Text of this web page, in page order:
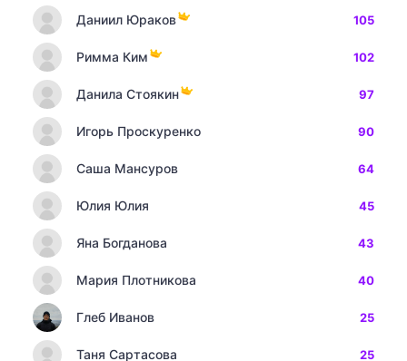
Даниил Юраков 105
Римма Ким 102
Данила Стоякин 97
Игорь Проскуренко 90
Саша Мансуров 64
Юлия Юлия 45
Яна Богданова 43
Мария Плотникова 40
Глеб Иванов 25
Таня Сартасова 25